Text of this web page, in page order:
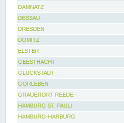
DAMNATZ
DESSAU
DRESDEN
DÖMITZ
ELSTER
GEESTHACHT
GLÜCKSTADT
GORLEBEN
GRAUERORT REEDE
HAMBURG ST. PAULI
HAMBURG-HARBURG